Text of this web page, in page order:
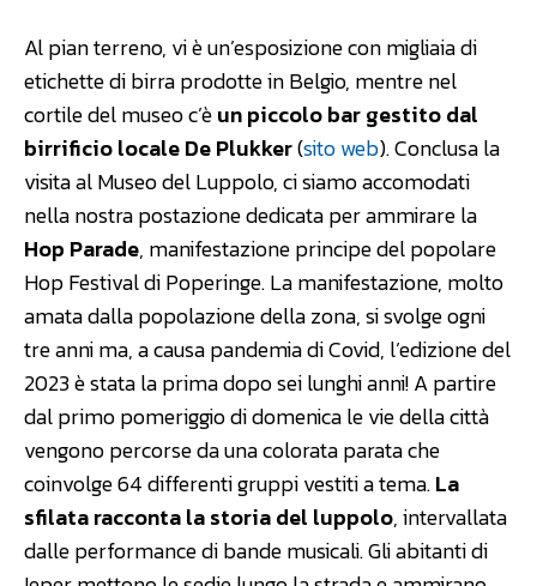
Al pian terreno, vi è un’esposizione con migliaia di
etichette di birra prodotte in Belgio, mentre nel
cortile del museo c’èun piccolo bar gestito dal
birrificio locale De Plukker(sito web). Conclusa la
visita al Museo del Luppolo, ci siamo accomodati
nella nostra postazione dedicata per ammirare la
Hop Parade, manifestazione principe del popolare
Hop Festival di Poperinge. La manifestazione, molto
amata dalla popolazione della zona, si svolge ogni
tre anni ma, a causa pandemia di Covid, l’edizione del
2023 è stata la prima dopo sei lunghi anni! A partire
dal primo pomeriggio di domenica le vie della città
vengono percorse da una colorata parata che
coinvolge 64 differenti gruppi vestiti a tema.La
sfilata racconta la storia del luppolo, intervallata
dalle performance di bande musicali. Gli abitanti di